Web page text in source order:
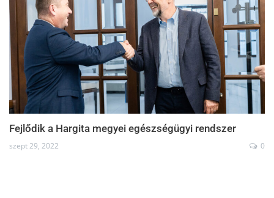
Fejlődik a Hargita megyei egészségügyi rendszer
szept 29, 2022 0